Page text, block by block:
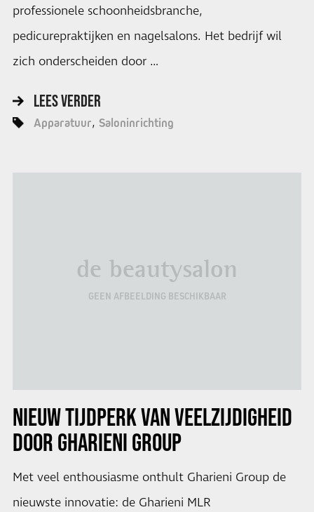
professionele schoonheidsbranche,
pedicurepraktijken en nagelsalons. Het bedrijf wil
zich onderscheiden door …
LEES VERDER
Apparatuur Saloninrichting
de beautysalon
GEEN AFBEELDING BESCHIKBAAR
NIEUW TIJDPERK VAN VEELZIJDIGHEID
DOOR GHARIENI GROUP
Met veel enthousiasme onthult Gharieni Group de
nieuwste innovatie: de Gharieni MLR